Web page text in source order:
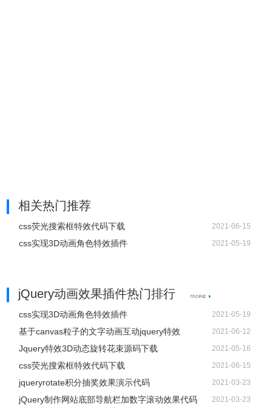
相关热门推荐
css荧光搜索框特效代码下载 2021-06-15
css实现3D动画角色特效插件 2021-05-19
jQuery动画效果插件热门排行
css实现3D动画角色特效插件 2021-05-19
基于canvas粒子的文字动画互动jquery特效 2021-06-12
Jquery特效3D动态旋转花束源码下载 2021-05-16
css荧光搜索框特效代码下载 2021-06-15
jqueryrotate积分抽奖效果演示代码 2021-03-23
jQuery制作网站底部导航栏加数字滚动效果代码 2021-03-23